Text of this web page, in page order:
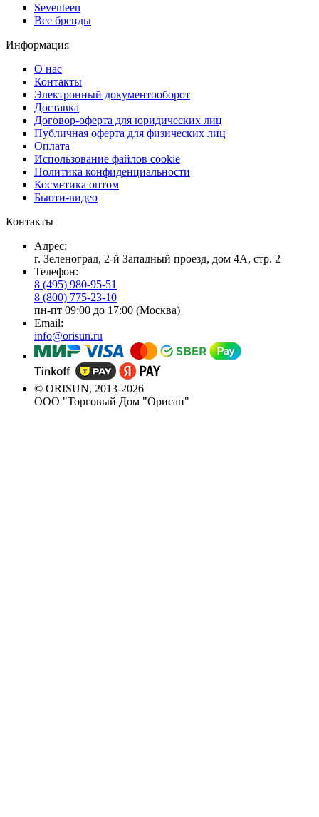
Seventeen
Все бренды
Информация
О нас
Контакты
Электронный документооборот
Доставка
Договор-оферта для юридических лиц
Публичная оферта для физических лиц
Оплата
Использование файлов cookie
Политика конфиденциальности
Косметика оптом
Бьюти-видео
Контакты
Адрес:
г. Зеленоград, 2-й Западный проезд, дом 4А, стр. 2
Телефон:
8 (495) 980-95-51
8 (800) 775-23-10
пн-пт 09:00 до 17:00 (Москва)
Email:
info@orisun.ru
© ORISUN, 2013-2026
ООО "Торговый Дом "Орисан"